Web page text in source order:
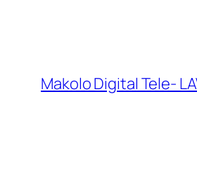
Makolo Digital Tele-